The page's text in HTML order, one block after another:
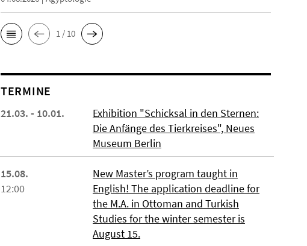
1 / 10
TERMINE
21.03. - 10.01.
Exhibition "Schicksal in den Sternen:
Die Anfänge des Tierkreises", Neues
Museum Berlin
15.08.
12:00
New Master’s program taught in
English! The application deadline for
the M.A. in Ottoman and Turkish
Studies for the winter semester is
August 15.